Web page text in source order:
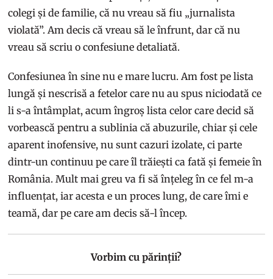
colegi și de familie, că nu vreau să fiu „jurnalista
violată”. Am decis că vreau să le înfrunt, dar că nu
vreau să scriu o confesiune detaliată.
Confesiunea în sine nu e mare lucru. Am fost pe lista
lungă și nescrisă a fetelor care nu au spus niciodată ce
li s-a întâmplat, acum îngroș lista celor care decid să
vorbească pentru a sublinia că abuzurile, chiar și cele
aparent inofensive, nu sunt cazuri izolate, ci parte
dintr-un continuu pe care îl trăiești ca fată și femeie în
România. Mult mai greu va fi să înțeleg în ce fel m-a
influențat, iar acesta e un proces lung, de care îmi e
teamă, dar pe care am decis să-l încep.
Vorbim cu părinții?